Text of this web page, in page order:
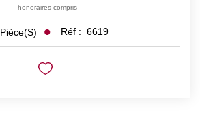
honoraires compris
Pièce(s) Réf : 6619